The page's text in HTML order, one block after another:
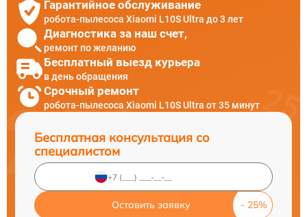
Гарантийное обслуживание
робота-пылесоса Xiaomi L10S Ultra до 3 лет
Диагностика за наш счет,
ремонт по желанию
Бесплатный выезд курьера
в день обращения
Срочный ремонт
робота-пылесоса Xiaomi L10S Ultra от 35 минут
Бесплатная консультация со
специалистом
Оставить заявку